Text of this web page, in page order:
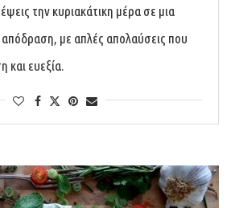
την κυριακάτικη μέρα σε μια
απόδραση, με απλές απολαύσεις που
και ευεξία.